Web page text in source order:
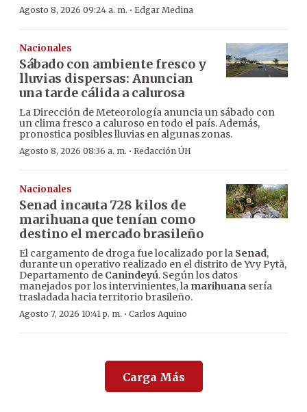
Agosto 8, 2026 09:24 a. m. · Edgar Medina
Nacionales
Sábado con ambiente fresco y
lluvias dispersas: Anuncian
una tarde cálida a calurosa
La Dirección de Meteorología anuncia un sábado con
un clima fresco a caluroso en todo el país. Además,
pronostica posibles lluvias en algunas zonas.
Agosto 8, 2026 08:36 a. m. · Redacción ÚH
Nacionales
Senad incauta 728 kilos de
marihuana que tenían como
destino el mercado brasileño
El cargamento de droga fue localizado por la Senad,
durante un operativo realizado en el distrito de Yvy Pytã,
Departamento de Canindeyú. Según los datos
manejados por los intervinientes, la marihuana sería
trasladada hacia territorio brasileño.
Agosto 7, 2026 10:41 p. m. · Carlos Aquino
Carga Más